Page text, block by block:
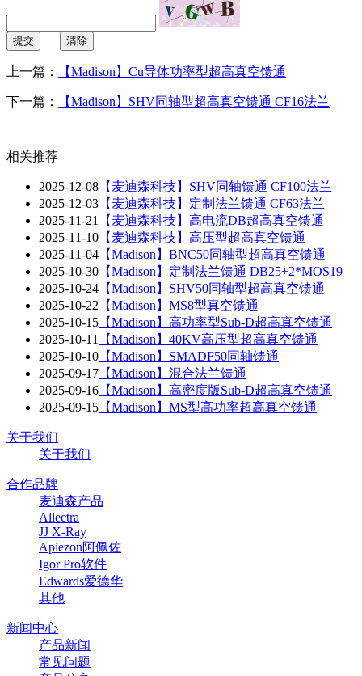
提交 清除
上一篇： 【Madison】Cu导体功率型超高真空馈通
下一篇： 【Madison】SHV同轴型超高真空馈通 CF16法兰
相关推荐
2025-12-08 【麦迪森科技】SHV同轴馈通 CF100法兰
2025-12-03 【麦迪森科技】定制法兰馈通 CF63法兰
2025-11-21
【麦迪森科技】高电流DB超高真空馈通
2025-11-10 【麦迪森科技】高压型超高真空馈通
2025-11-04 【Madison】BNC50同轴型超高真空馈通
2025-10-30 【Madison】定制法兰馈通 DB25+2*MOS19
2025-10-24 【Madison】SHV50同轴型超高真空馈通
2025-10-22 【Madison】MS8型真空馈通
2025-10-15 【Madison】高功率型Sub-D超高真空馈通
2025-10-11
【Madison】40KV高压型超高真空馈通
2025-10-10 【Madison】SMADF50同轴馈通
2025-09-17 【Madison】混合法兰馈通
2025-09-16 【Madison】高密度版Sub-D超高真空馈通
2025-09-15 【Madison】MS型高功率超高真空馈通
关于我们
关于我们
合作品牌
麦迪森产品
Allectra
JJ X-Ray
Apiezon阿佩佐
Igor Pro软件
Edwards爱德华
其他
新闻中心
产品新闻
常见问题